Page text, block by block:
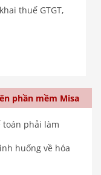
thuế GTGT,
phần mềm Misa
toán phải làm
huống về hóa